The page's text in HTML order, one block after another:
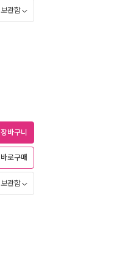
보관함
장바구니
바로구매
보관함